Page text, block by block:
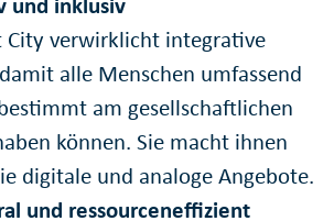
und inklusiv
City verwirklicht integrative
alle Menschen umfassend
am gesellschaftlichen
können. Sie macht ihnen
digitale und analoge Angebote.
und ressourceneffizient